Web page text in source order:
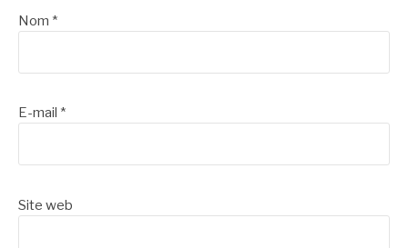
Nom *
E-mail *
Site web